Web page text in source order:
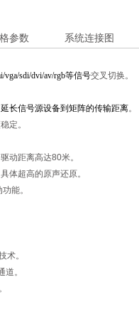
参数 系统连接图
vga/sdi/dvi/av/rgb等信号交叉切换。
长信号源设备到矩阵的传输距离。
定。
动距离高达80米。
体超高的原声还原。
能。
术。
。